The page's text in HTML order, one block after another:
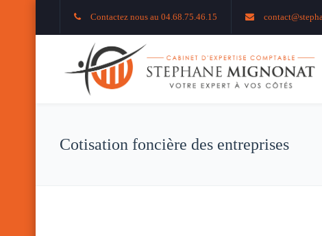
Contactez nous au 04.68.75.46.15
Cotisation foncière des entreprises